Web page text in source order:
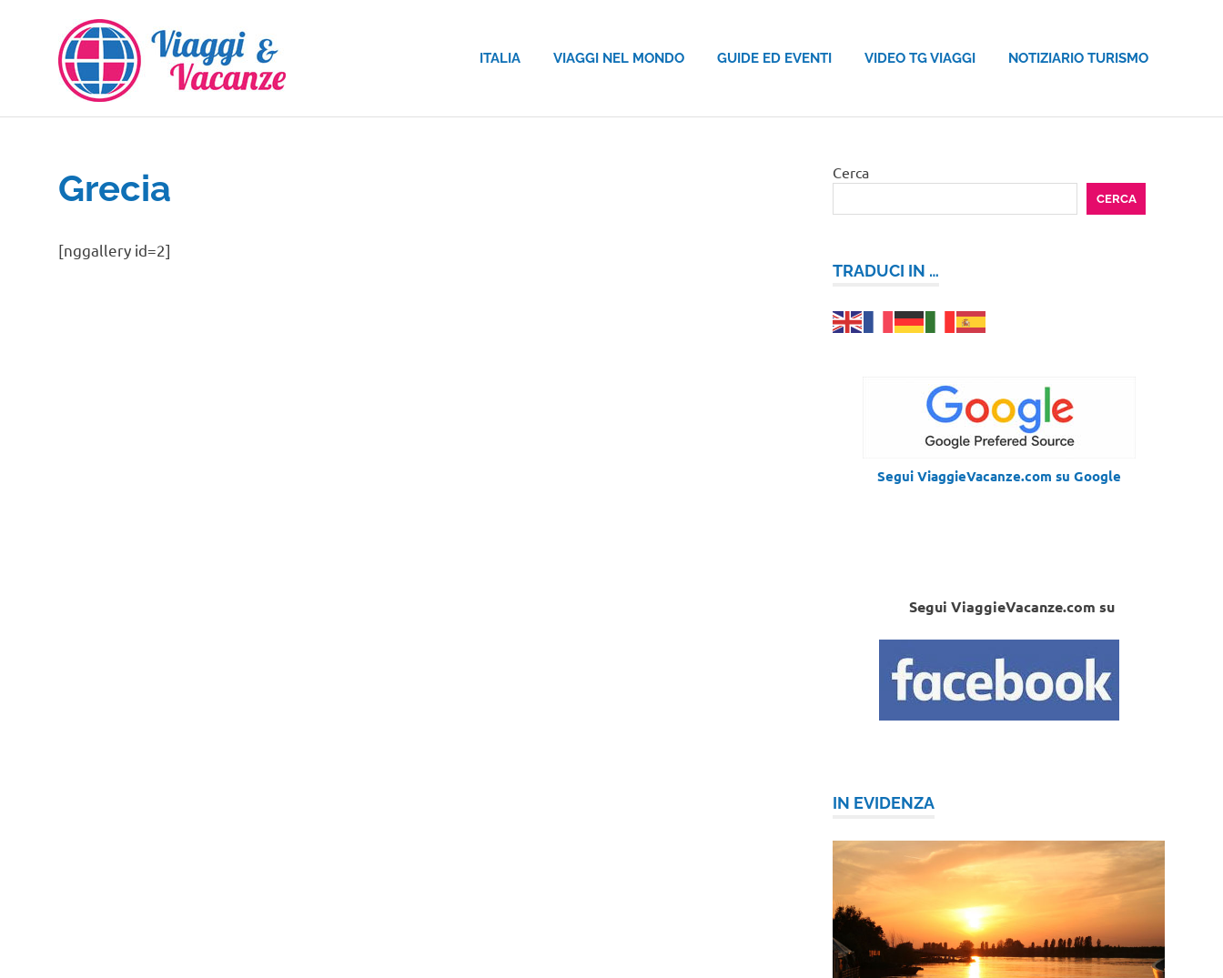
contenuto
ITALIA VIAGGI NEL MONDO GUIDE ED EVENTI VIDEO TG VIAGGI NOTIZIARIO TURISMO
Grecia
[nggallery id=2]
Cerca
CERCA
TRADUCI IN …
Segui ViaggieVacanze.com su Google
Segui ViaggieVacanze.com su
IN EVIDENZA